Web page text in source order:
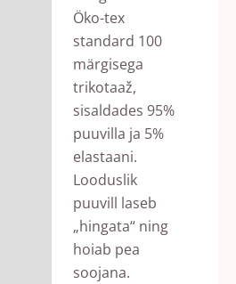
Öko-tex
standard 100
märgisega
trikotaaž,
sisaldades 95%
puuvilla ja 5%
elastaani.
Looduslik
puuvill laseb
„hingata“ ning
hoiab pea
soojana.